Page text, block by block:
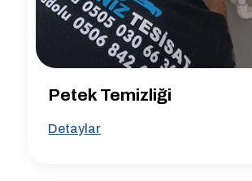
Petek Temizliği
Detaylar